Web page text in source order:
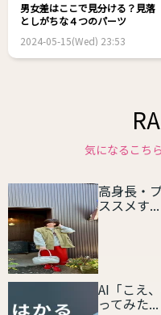
男女差はここで見分ける？見落
としがちな４つのパーツ
2024-05-15(Wed) 23:53
気になるこち
高身長・
ススメす...
AI「こえ
ってみた...